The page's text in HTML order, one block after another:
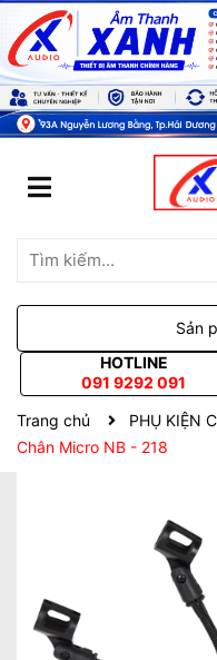
Sản
HOTLINE
091 9292 091
Trang chủ
PHỤ KIỆN
Chân Micro NB - 218